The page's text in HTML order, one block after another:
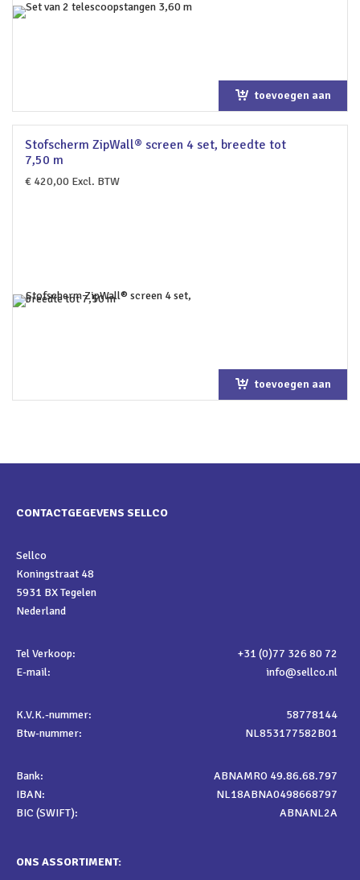
toevoegen aan
winkelwagen
Stofscherm ZipWall® screen 4 set, breedte tot
7,50 m
€ 420,00 Excl. BTW
toevoegen aan
CONTACTGEGEVENS SELLCO
Sellco
Koningstraat 48
5931 BX Tegelen
Nederland
Tel Verkoop:
+31 (0)77 326 80 72
E-mail:
info@sellco.nl
K.V.K.-nummer:
58778144
Btw-nummer:
NL853177582B01
Bank:
ABNAMRO 49.86.68.797
IBAN:
NL18ABNA0498668797
BIC (SWIFT):
ABNANL2A
ONS ASSORTIMENT: